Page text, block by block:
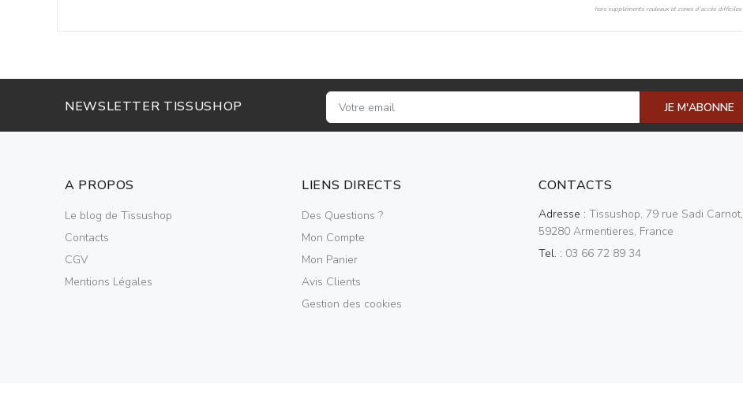
hors suppléments rouleaux et zones d'accès difficiles
NEWSLETTER TISSUSHOP JE M'ABONNE
A PROPOS
Le blog de Tissushop
Contacts
CGV
Mentions Légales
LIENS DIRECTS
Des Questions ?
Mon Compte
Mon Panier
Avis Clients
Gestion des cookies
CONTACTS
Adresse : Tissushop, 79 rue Sadi Carnot,
59280 Armentieres, France
Tel. : 03 66 72 89 34